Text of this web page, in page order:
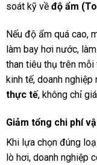
soát kỹ về độ ẩm
Nếu độ ẩm quá cao,
làm bay hơi nước,
than tiêu thụ trên mỗi
kinh tế, doanh
thực tế, không chỉ
Giảm tổng chi phí
Khi lựa chọn đúng
lò hơi, doanh nghiệp